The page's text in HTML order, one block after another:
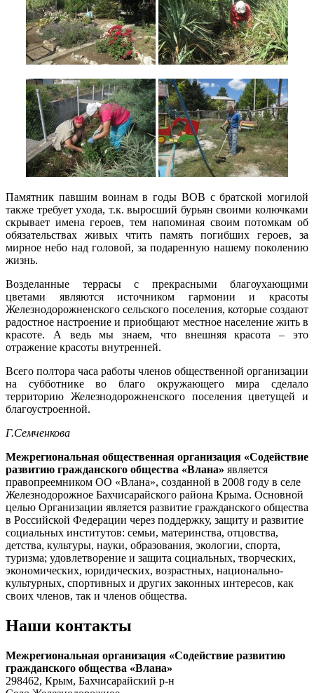
Памятник павшим воинам в годы ВОВ с братской могилой
также требует ухода, т.к. выросший бурьян своими колючками
скрывает имена героев, тем напоминая своим потомкам об
обязательствах живых чтить память погибших героев, за
мирное небо над головой, за подаренную нашему поколению
жизнь.
Возделанные террасы с прекрасными благоухающими
цветами являются источником гармонии и красоты
Железнодорожненского сельского поселения, которые создают
радостное настроение и приобщают местное население жить в
красоте. А ведь мы знаем, что внешняя красота – это
отражение красоты внутренней.
Всего полтора часа работы членов общественной организации
на субботнике во благо окружающего мира сделало
территорию Железнодорожненского поселения цветущей и
благоустроенной.
Г.Семченкова
Межрегиональная общественная организация «Содействие
развитию гражданского общества «Влана» является
правопреемником ОО «Влана», созданной в 2008 году в селе
Железнодорожное Бахчисарайского района Крыма. Основной
целью Организации является развитие гражданского общества
в Российской Федерации через поддержку, защиту и развитие
социальных институтов: семьи, материнства, отцовства,
детства, культуры, науки, образования, экологии, спорта,
туризма; удовлетворение и защита социальных, творческих,
экономических, юридических, возрастных, национально-
культурных, спортивных и других законных интересов, как
своих членов, так и членов общества.
Наши контакты
Межрегиональная организация «Содействие развитию
гражданского общества «Влана»
298462, Крым, Бахчисарайский р-н